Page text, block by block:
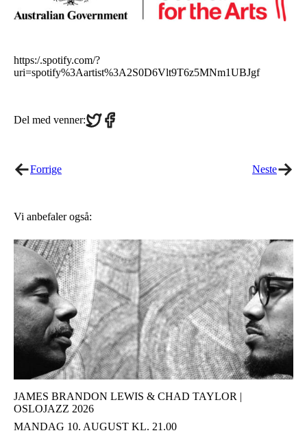
https:/.spotify.com/?
uri=spotify%3Aartist%3A2S0D6Vlt9T6z5MNm1UBJgf
Del med venner:Share
on
Share
on
Forrige Neste
Vi anbefaler også:
JAMES BRANDON LEWIS & CHAD TAYLOR |
OSLOJAZZ 2026
MANDAG 10. AUGUST KL. 21.00